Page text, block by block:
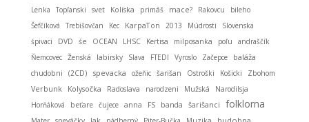
Lenka
Topľanski svet Kolíska primáš mace? Rakovcu
bileho
Šefčíková
Trebišovčan Kec KarpaTon 2013 Múdrosti
Slovenska
śpivaci
DVD śe OCEAN LHSC Kertisa milposanka poľu
andraščík
Ňemcovec Ženská labirsky Slava FTEDI Vyroslo Začepce baláža
chudobni (2CD) spevacka ožeňic šarišan Ostroški Košicki
Zbohom
Verbunk
Kolysočka Radoslava narodzeni Mužská
Narodilsja
Horňáková
beťare čujece anna FS banda šarišanci folklorna